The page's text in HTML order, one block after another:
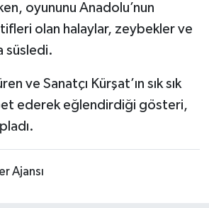
oyununu Anadolu’nun
olan halaylar, zeybekler ve
süsledi.
ve Sanatçı Kürşat’ın sık sık
ederek eğlendirdiği gösteri,
Ajansı